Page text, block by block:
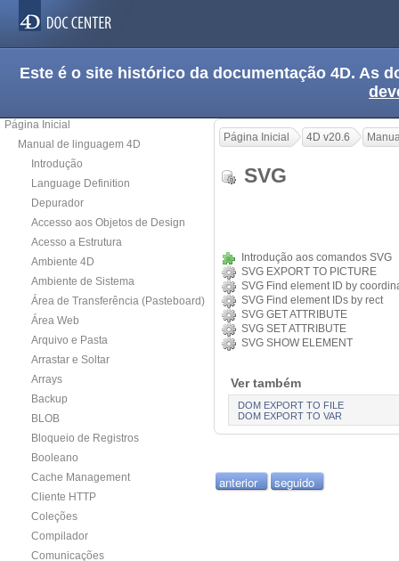
Este é o site histórico da documentação 4D. As
Página Inicial
Manual de linguagem 4D
Introdução
Language Definition
Depurador
Accesso aos Objetos de Design
Acesso a Estrutura
Ambiente 4D
Ambiente de Sistema
Área de Transferência (Pasteboard)
Área Web
Arquivo e Pasta
Arrastar e Soltar
Arrays
Backup
BLOB
Bloqueio de Registros
Booleano
Cache Management
Cliente HTTP
Coleções
Compilador
Comunicações
Página Inicial 4D v20.6
SVG
Introdução aos comandos SVG
SVG EXPORT TO PICTURE
SVG Find element ID by
SVG Find element IDs by rect
SVG GET ATTRIBUTE
SVG SET ATTRIBUTE
SVG SHOW ELEMENT
Ver também
DOM EXPORT TO FILE
DOM EXPORT TO VAR
anterior seguido